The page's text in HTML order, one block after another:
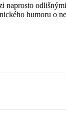
naprosto
humoru o